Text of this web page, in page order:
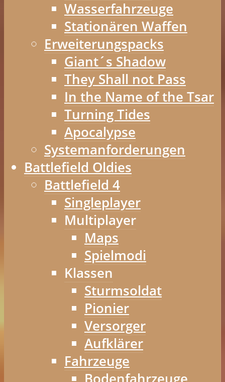
Wasserfahrzeuge
Stationären Waffen
Erweiterungspacks
Giant´s Shadow
They Shall not Pass
In the Name of the Tsar
Turning Tides
Apocalypse
Systemanforderungen
Battlefield Oldies
Battlefield 4
Singleplayer
Multiplayer
Maps
Spielmodi
Klassen
Sturmsoldat
Pionier
Versorger
Aufklärer
Fahrzeuge